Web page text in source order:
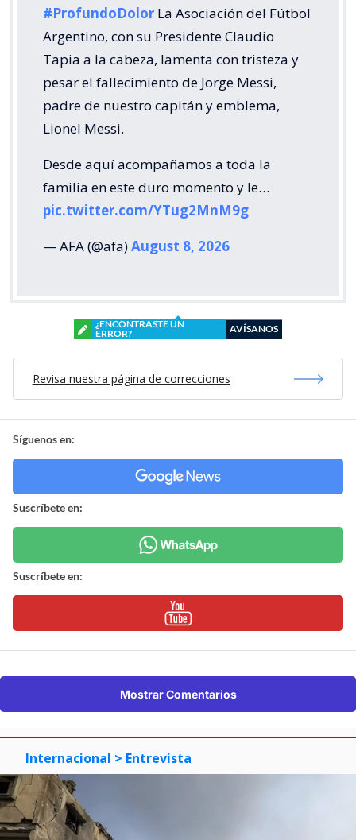
#ProfundoDolor La Asociación del Fútbol
Argentino, con su Presidente Claudio
Tapia a la cabeza, lamenta con tristeza y
pesar el fallecimiento de Jorge Messi,
padre de nuestro capitán y emblema,
Lionel Messi.
Desde aquí acompañamos a toda la
familia en este duro momento y le…
pic.twitter.com/YTug2MnM9g
— AFA (@afa)August 8, 2026
¿ENCONTRASTE UN
ERROR?
AVÍSANOS
Revisa nuestra página de correcciones
Síguenos en:
Suscríbete en:
Suscríbete en:
Mostrar Comentarios
Internacional > Entrevista